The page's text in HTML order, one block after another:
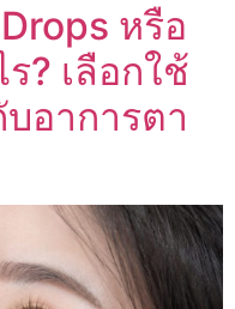
หรือ
? เลือกใช้
บอาการตา